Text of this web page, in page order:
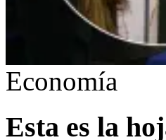
Economía
Esta es la